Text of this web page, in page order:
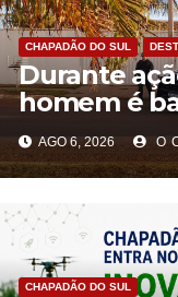
CHAPADÃO DO SUL
Durante
homem é
Militar em
AGO 6, 2026 O
CHAPADÃO DO SUL